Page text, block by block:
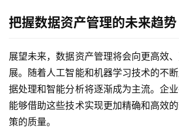
把握数据资产管理的未来趋势
展望未来，数据资产管理将会向更高效
展。随着人工智能和机器学习技术的不
据处理和智能分析将逐渐成为主流。企
能够借助这些技术实现更加精确和高效
策的质量。